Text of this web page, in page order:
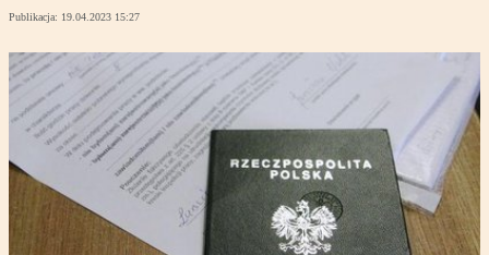
Publikacja: 19.04.2023 15:27